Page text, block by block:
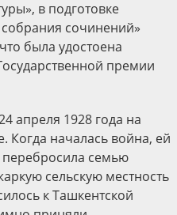
в подготовке
сочинений»
была удостоена
премии
апреля 1928 года на
Когда началась война, ей
перебросила семью
сельскую местность
к Ташкентской